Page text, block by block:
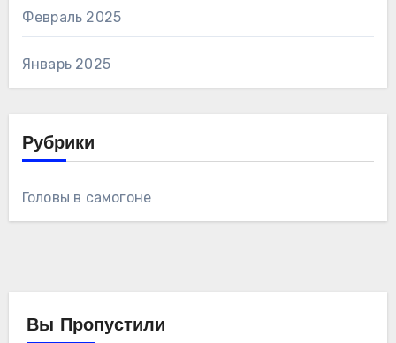
Февраль 2025
Январь 2025
Рубрики
Головы в самогоне
Вы Пропустили